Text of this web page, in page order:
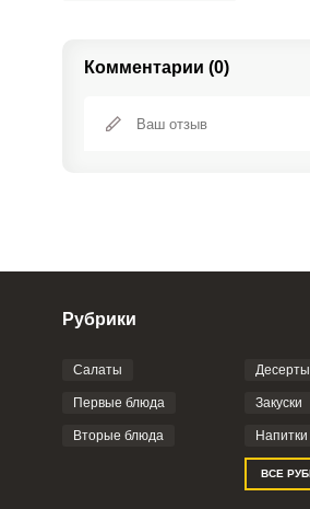
Комментарии (0)
Фото до 4 шт, до 5 mb
Отправляя эту форму, вы
Политикой
Рубрики
Салаты
Первые блюда
Вторые блюда
Десерты
Закуски
Напитки
ВСЕ